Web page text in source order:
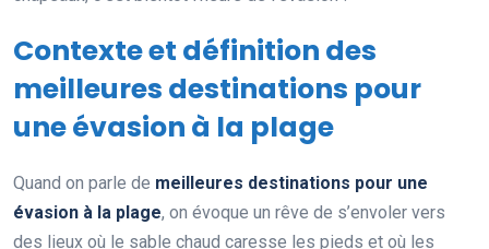
Contexte et définition des
meilleures destinations pour
une évasion à la plage
Quand on parle de meilleures destinations pour une
évasion à la plage, on évoque un rêve de s’envoler vers
des lieux où le sable chaud caresse les pieds et où les